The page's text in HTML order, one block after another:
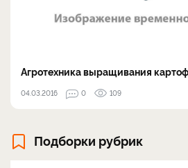
Агротехника выращивания
04.03.2016 0 109
Подборки рубрик